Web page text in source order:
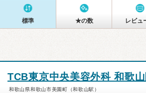
標準 ★の数 レビュ
TCB東京中央美容外科 和歌
和歌山県和歌山市美園町（和歌山駅）